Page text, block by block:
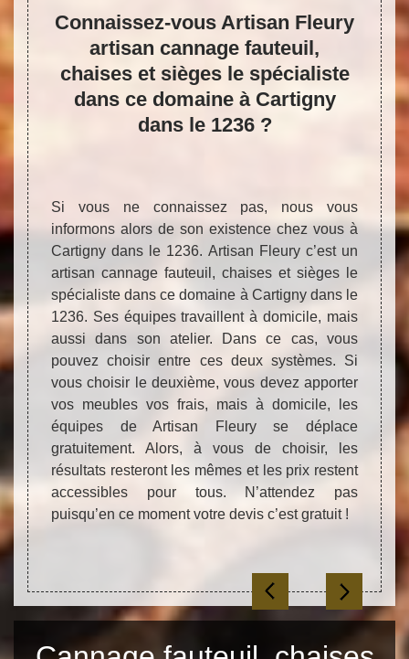
le
dans
Ces
une
de
de
et
Connaissez-vous Artisan Fleury
artisan cannage fauteuil,
chaises et sièges le spécialiste
dans ce domaine à Cartigny
dans le 1236 ?
Si vous ne connaissez pas, nous vous
informons alors de son existence chez vous à
Cartigny dans le 1236. Artisan Fleury c’est un
artisan cannage fauteuil, chaises et sièges le
spécialiste dans ce domaine à Cartigny dans le
1236. Ses équipes travaillent à domicile, mais
aussi dans son atelier. Dans ce cas, vous
pouvez choisir entre ces deux systèmes. Si
vous choisir le deuxième, vous devez apporter
vos meubles vos frais, mais à domicile, les
équipes de Artisan Fleury se déplace
gratuitement. Alors, à vous de choisir, les
résultats resteront les mêmes et les prix restent
accessibles pour tous. N’attendez pas
puisqu’en ce moment votre devis c’est gratuit !
Ça
ce
les
devis